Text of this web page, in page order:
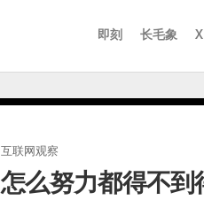
即刻 长毛象 X
互联网观察
怎么努力都得不